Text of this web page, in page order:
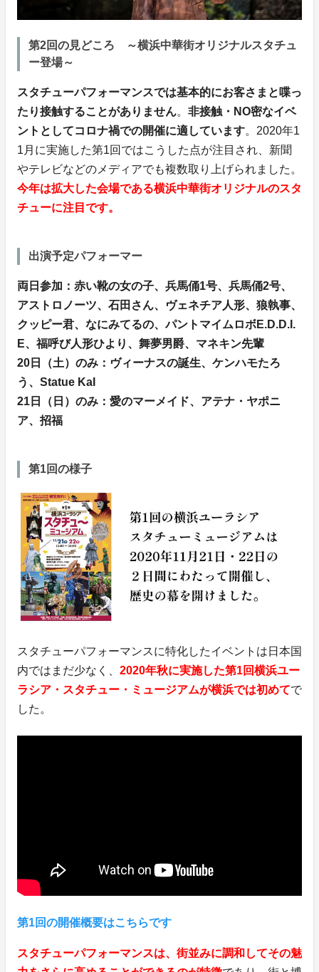
第2回の見どころ ～横浜中華街オリジナルスタチュ
ー登場～
スタチューパフォーマンスでは基本的にお客さまと喋っ
たり接触することがありません。 非接触・NO密なイベ
ントとしてコロナ禍での開催に適しています。2020年1
1月に実施した第1回ではこうした点が注目され、新聞
やテレビなどのメディアでも複数取り上げられました。
今年は拡大した会場である横浜中華街オリジナルのスタ
チューに注目です。
出演予定パフォーマー
両日参加：赤い靴の女の子、兵馬俑1号、兵馬俑2号、
アストロノーツ、石田さん、ヴェネチア人形、狼執事、
クッピー君、なにみてるの、パントマイムロボE.D.D.I.
E、福呼び人形ひより、舞夢男爵、マネキン先輩
20日（土）のみ：ヴィーナスの誕生、ケンハモたろ
う、Statue KaI
21日（日）のみ：愛のマーメイド、アテナ・ヤポニ
ア、招福
第1回の様子
スタチューパフォーマンスに特化したイベントは日本国
内ではまだ少なく、 2020年秋に実施した第1回横浜ユー
ラシア・スタチュー・ミュージアムが横浜では初めてで
した。
第1回の開催概要はこちらです
スタチューパフォーマンスは、街並みに調和してその魅